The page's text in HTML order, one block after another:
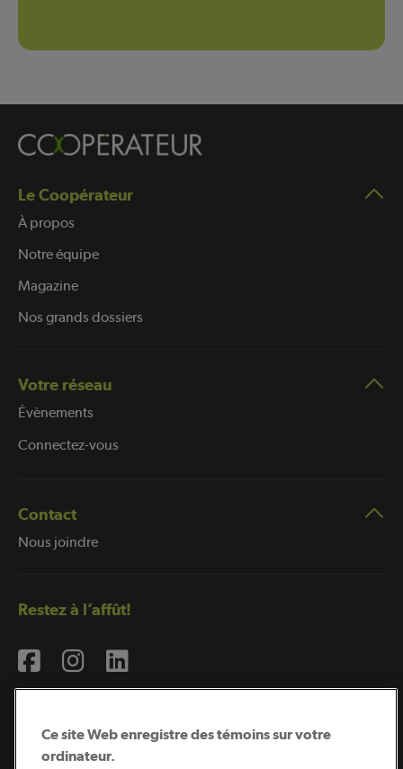
Le Coopérateur
À propos
Notre équipe
Magazine
Nos grands dossiers
Votre réseau
Évènements
Connectez-vous
Contact
Nous joindre
Restez à l’affût!
Ce site Web enregistre des témoins sur votre
ordinateur.